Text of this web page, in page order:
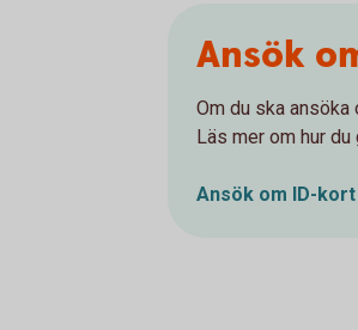
Ansök
Om du ska
Läs mer om hur
Ansök om ID-